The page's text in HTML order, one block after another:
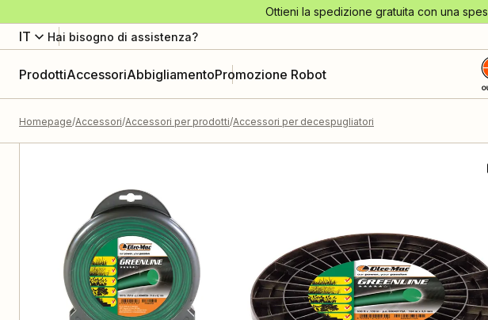
Ottieni la spedizione gratuita con una
IT Hai bisogno di assistenza?
ProdottiAccessoriAbbigliamentoPromozione Robot
Homepage Accessori Accessori per prodotti Accessori per decespugliatori